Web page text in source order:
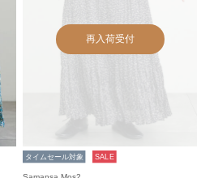
再入荷受付
タイムセール対象 SALE